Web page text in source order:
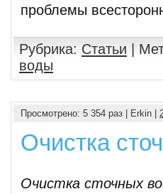
проблемы
Рубрика: Статьи |
воды
Просмотрено: 5 354 раз | Erkin |
Очистка
Очистка сточных